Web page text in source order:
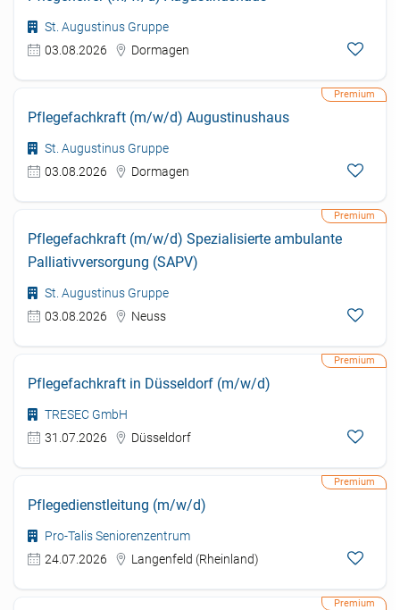
St. Augustinus Gruppe
03.08.2026
Dormagen
Pflegefachkraft (m/w/d) Augustinushaus
St. Augustinus Gruppe
03.08.2026
Dormagen
Pflegefachkraft (m/w/d) Spezialisierte ambulante
Palliativversorgung (SAPV)
St. Augustinus Gruppe
03.08.2026
Neuss
Pflegefachkraft in Düsseldorf (m/w/d)
TRESEC GmbH
31.07.2026
Düsseldorf
Pflegedienstleitung (m/w/d)
Pro-Talis Seniorenzentrum
24.07.2026
Langenfeld (Rheinland)